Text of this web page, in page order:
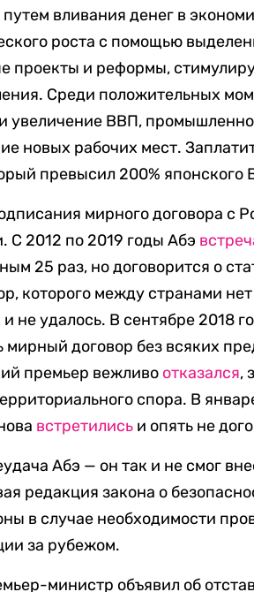
вливания денег в
роста с помощью
проекты и реформы,
Среди положительных
увеличение ВВП,
новых рабочих мест.
превысил 200% японского
мирного договора с
2012 по 2019 годы Абэ
25 раз, но договорится о
которого между странами
не удалось. В сентябре 2018
мирный договор без всяких
премьер вежливо отказался,
спора. В
встретились и опять не
Абэ — он так и не смог
редакция закона о
в случае необходимости
за рубежом.
министр объявил об